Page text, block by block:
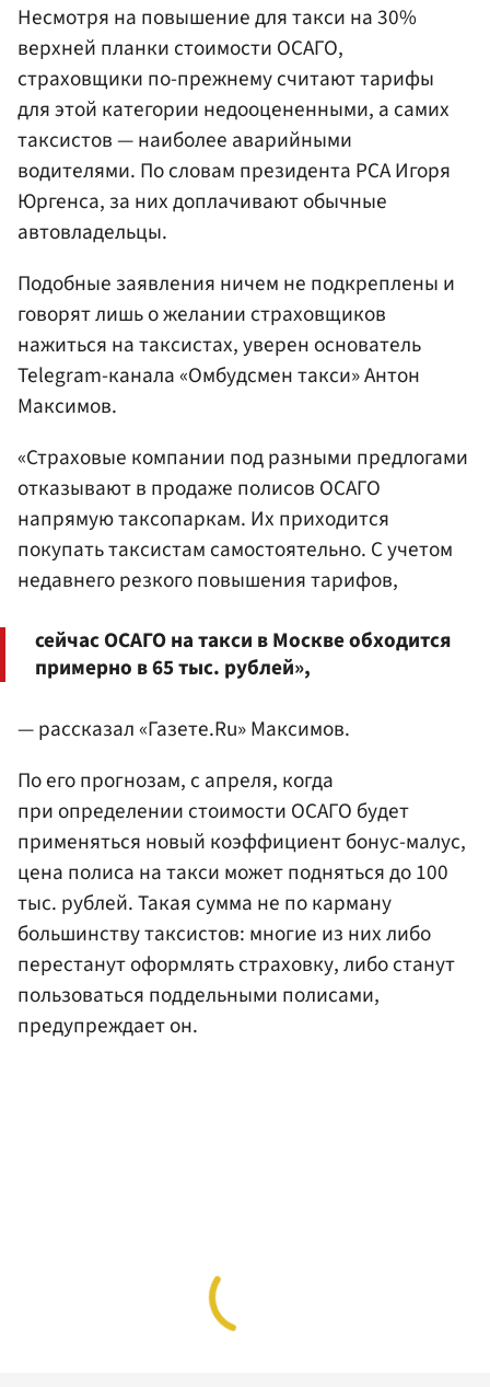
Несмотря на повышение для такси на 30%
верхней планки стоимости ОСАГО,
страховщики по-прежнему считают тарифы
для этой категории недооцененными, а самих
таксистов — наиболее аварийными
водителями. По словам президента РСА Игоря
Юргенса, за них доплачивают обычные
автовладельцы.
Подобные заявления ничем не подкреплены и
говорят лишь о желании страховщиков
нажиться на таксистах, уверен основатель
Telegram-канала «Омбудсмен такси» Антон
Максимов.
«Страховые компании под разными предлогами
отказывают в продаже полисов ОСАГО
напрямую таксопаркам. Их приходится
покупать таксистам самостоятельно. С учетом
недавнего резкого повышения тарифов,
сейчас ОСАГО на такси в Москве обходится
примерно в 65 тыс. рублей»,
— рассказал «Газете.Ru» Максимов.
По его прогнозам, с апреля, когда
при определении стоимости ОСАГО будет
применяться новый коэффициент бонус-малус,
цена полиса на такси может подняться до 100
тыс. рублей. Такая сумма не по карману
большинству таксистов: многие из них либо
перестанут оформлять страховку, либо станут
пользоваться поддельными полисами,
предупреждает он.